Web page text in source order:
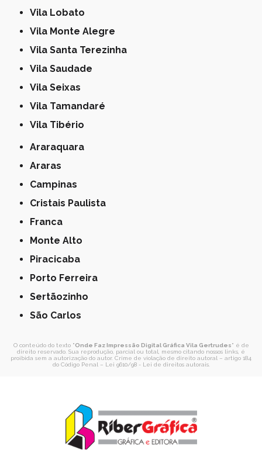
Vila Lobato
Vila Monte Alegre
Vila Santa Terezinha
Vila Saudade
Vila Seixas
Vila Tamandaré
Vila Tibério
Araraquara
Araras
Campinas
Cristais Paulista
Franca
Monte Alto
Piracicaba
Porto Ferreira
Sertãozinho
São Carlos
O conteúdo do texto "Onde Faz Impressão Digital Gráfica Vila Gertrudes" é de
direito reservado. Sua reprodução, parcial ou total, mesmo citando nossos links, é
proibida sem a autorização do autor. Crime de violação de direito autoral – artigo 184
do Código Penal – Lei 9610/98 - Lei de direitos autorais.